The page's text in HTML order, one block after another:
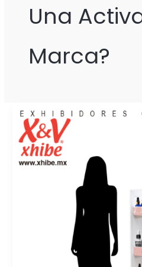
Una
Marca?
EL
MARKETING
DE
ACTIVACIÓN
ES
POSICIONAMIENTO